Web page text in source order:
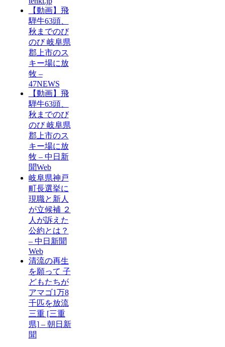
【動画】飛
騨牛63頭、
秋までのび
のび 岐阜県
郡上市のス
キー場に放
牧 –
47NEWS
【動画】飛
騨牛63頭、
秋までのび
のび 岐阜県
郡上市のス
キー場に放
牧 – 中日新
聞Web
岐阜県神戸
町長選挙に
現職と新人
が立候補 ２
人が訴えた
公約とは？
– 中日新聞
Web
清流の再生
を願って 子
どもたちが
アマゴ1万8
千匹を放流
三重 [三重
県] – 朝日新
聞